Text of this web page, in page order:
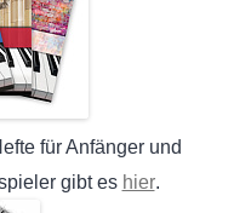
für Anfänger und
gibt es hier.